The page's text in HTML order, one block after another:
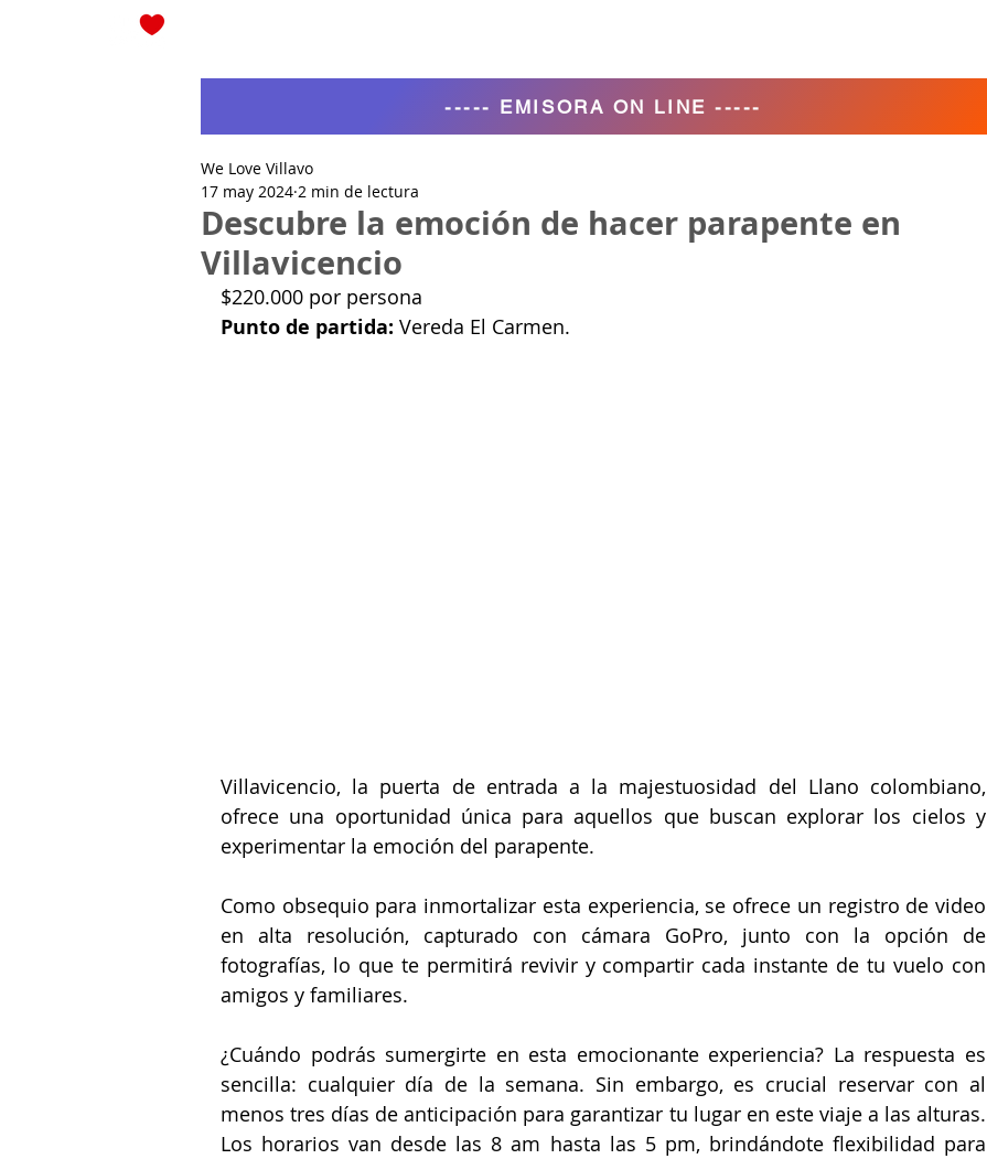
Descubre la emoción de hacer parapente en
Villavicencio
We Love Villavo
17 may 2024 2 min de lectura
$220.000 por persona
Punto de partida: Vereda El Carmen.
Villavicencio, la puerta de entrada a la majestuosidad del Llano colombiano,
ofrece una oportunidad única para aquellos que buscan explorar los cielos y
experimentar la emoción del parapente.
Como obsequio para inmortalizar esta experiencia, se ofrece un registro de video
en alta resolución, capturado con cámara GoPro, junto con la opción de
fotografías, lo que te permitirá revivir y compartir cada instante de tu vuelo con
amigos y familiares.
¿Cuándo podrás sumergirte en esta emocionante experiencia? La respuesta es
sencilla: cualquier día de la semana. Sin embargo, es crucial reservar con al
menos tres días de anticipación para garantizar tu lugar en este viaje a las alturas.
Los horarios van desde las 8 am hasta las 5 pm, brindándote flexibilidad para
----- EMISORA ON LINE -----